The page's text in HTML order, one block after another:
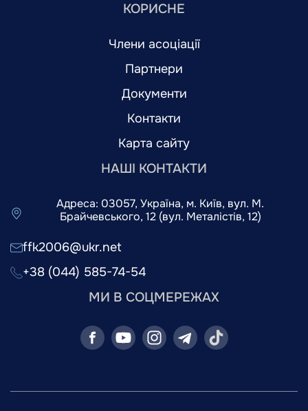
КОРИСНЕ
Члени асоціації
Партнери
Документи
Контакти
Карта сайту
НАШІ КОНТАКТИ
Адреса: 03057, Україна, м. Київ, вул. М.
Брайчевського, 12 (вул. Металістів, 12)
ffk2006@ukr.net
+38 (044) 585-74-54
МИ В СОЦМЕРЕЖАХ